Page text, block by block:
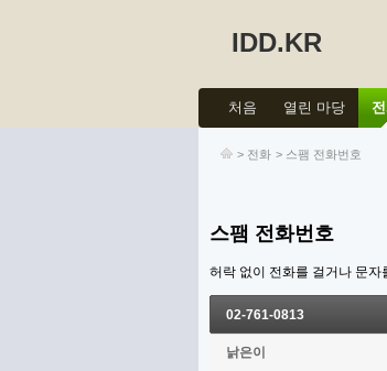
IDD.KR
처음 열린 마당
> 전화 > 스팸 전화번호
스팸 전화번호
허락 없이 전화를 걸거나 문
02-761-0813
낡은이